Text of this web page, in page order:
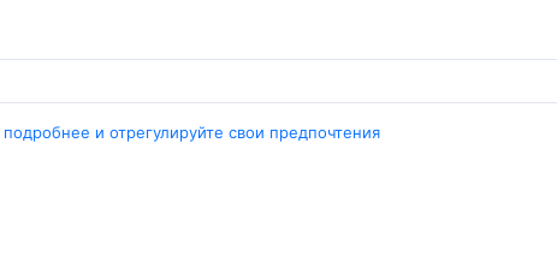
подробнее и отрегулируйте свои предпочтения